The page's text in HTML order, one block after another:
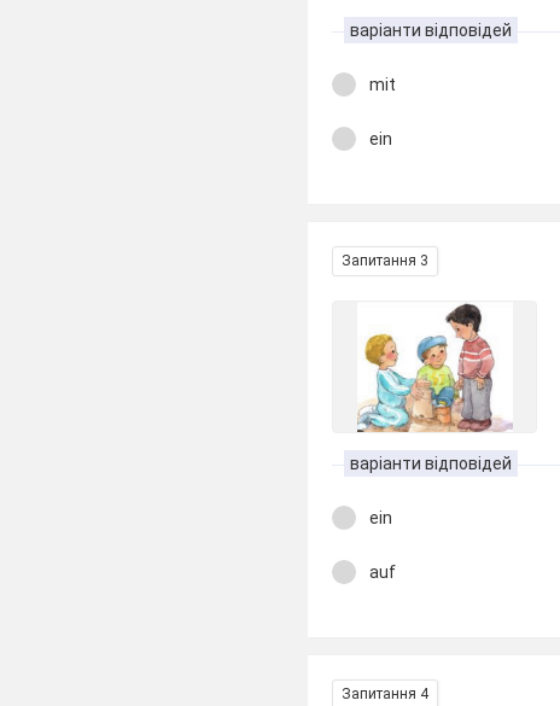
варіанти відповідей
mit
ein
Запитання 3
варіанти відповідей
ein
auf
Запитання 4